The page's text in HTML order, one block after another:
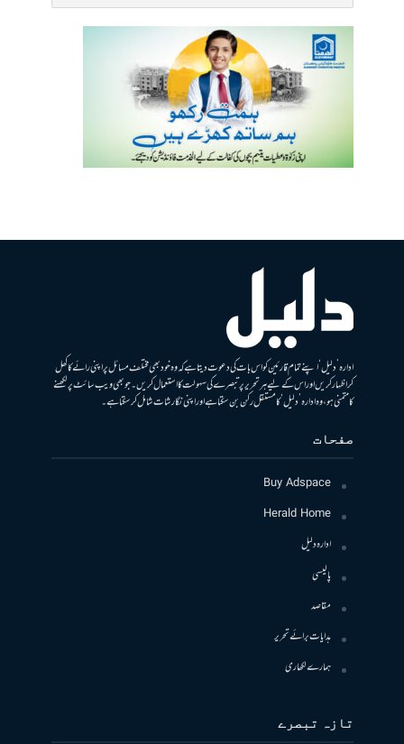
ادارہ ’دلیل‘ اپنے تمام قارئین کو اس بات کی دعوت دیتا ہے کہ وہ خود بھی مختلف مسائل پر اپنی رائے کا کھل
کر اظہار کریں اور اس کے لیے ہر تحریر پر تبصرے کی سہولت کا استعمال کریں۔ جو بھی ویب سائٹ پر لکھنے
کا متمنی ہو، وہ ادارہ ’دلیل‘ کا مستقل رکن بن سکتا ہے اور اپنی نگارشات شامل کرسکتا ہے۔
صفحات
Buy Adspace
Herald Home
ادارہ دلیل
پالیسی
مقاصد
ہدایات برائے تحریر
ہمارے لکھاری
تازہ تبصرے